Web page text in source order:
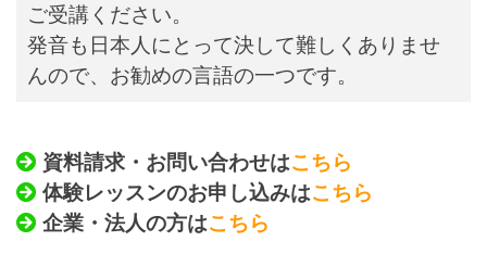
ご受講ください。
発音も日本人にとって決して難しくありませ
んので、お勧めの言語の一つです。
資料請求・お問い合わせはこちら
体験レッスンのお申し込みはこちら
企業・法人の方はこちら